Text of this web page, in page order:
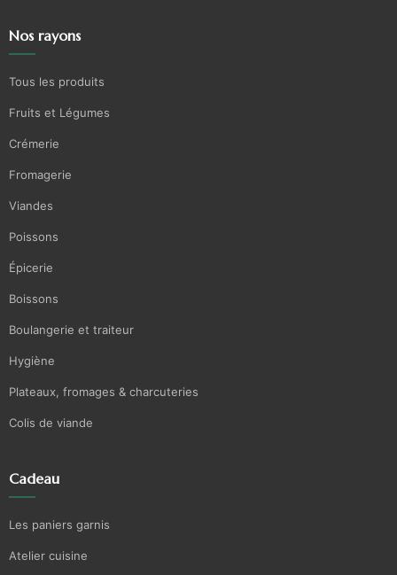
Nos rayons
Tous les produits
Fruits et Légumes
Crémerie
Fromagerie
Viandes
Poissons
Épicerie
Boissons
Boulangerie et traiteur
Hygiène
Plateaux, fromages & charcuteries
Colis de viande
Cadeau
Les paniers garnis
Atelier cuisine